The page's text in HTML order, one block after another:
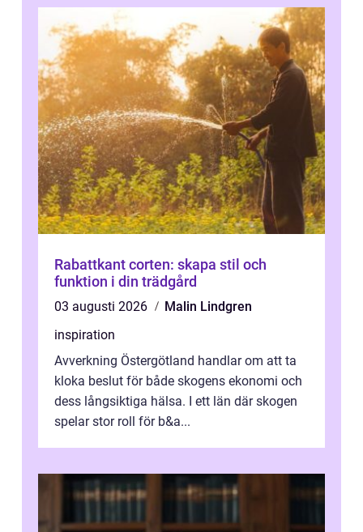
Rabattkant corten: skapa stil och
funktion i din trädgård
03 augusti 2026
Malin Lindgren
inspiration
Avverkning Östergötland handlar om att ta
kloka beslut för både skogens ekonomi och
dess långsiktiga hälsa. I ett län där skogen
spelar stor roll för b&a...